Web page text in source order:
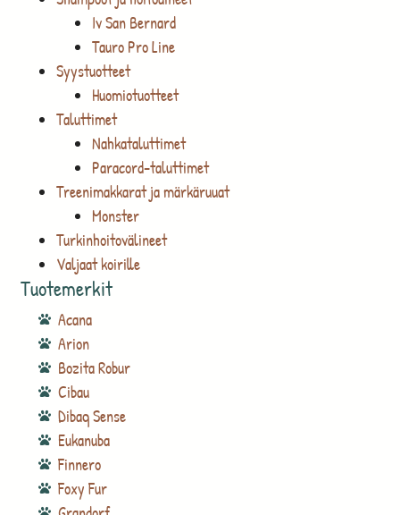
Iv San Bernard
Tauro Pro Line
Syystuotteet
Huomiotuotteet
Taluttimet
Nahkataluttimet
Paracord-taluttimet
Treenimakkarat ja märkäruuat
Monster
Turkinhoitovälineet
Valjaat koirille
Tuotemerkit
Acana
Arion
Bozita Robur
Cibau
Dibaq Sense
Eukanuba
Finnero
Foxy Fur